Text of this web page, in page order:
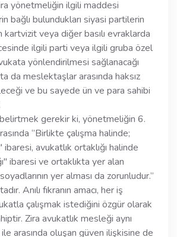
yönetmeliğin ilgili maddesi
bağlı bulundukları siyasi partilerin
kartvizit veya diğer basılı evraklarda
ilgili parti veya ilgili gruba özel
yönlendirilmesi sağlanacağı
da meslektaşlar arasında haksız
ve bu sayede ün ve para sahibi
gerekir ki, yönetmeliğin 6.
‘’Birlikte çalışma halinde;
avukatlık ortaklığı halinde
ibaresi ve ortaklıkta yer alan
yer alması da zorunludur.’’
Anılı fıkranın amacı, her iş
çalışmak istediğini özgür olarak
Zira avukatlık mesleği aynı
arasında oluşan güven ilişkisine de